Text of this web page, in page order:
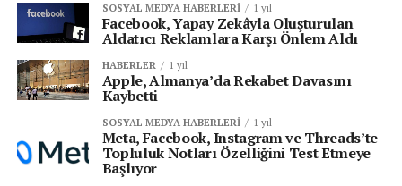
SOSYAL MEDYA HABERLERI 1 yıl
Facebook, Yapay Zekâyla Oluşturulan
Aldatıcı Reklamlara Karşı Önlem Aldı
HABERLER 1 yıl
Apple, Almanya’da Rekabet Davasını
Kaybetti
SOSYAL MEDYA HABERLERI 1 yıl
Meta, Facebook, Instagram ve Threads’te
Topluluk Notları Özelliğini Test Etmeye
Başlıyor